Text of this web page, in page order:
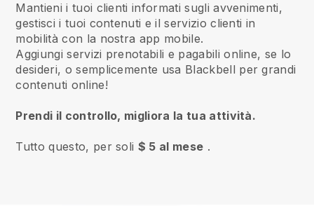
Mantieni i tuoi clienti informati sugli avvenimenti,
gestisci i tuoi contenuti e il servizio clienti in
mobilità con la nostra app mobile.
Aggiungi servizi prenotabili e pagabili online, se lo
desideri, o semplicemente usa Blackbell per grandi
contenuti online!
Prendi il controllo, migliora la tua attività.
Tutto questo, per soli $ 5 al mese .